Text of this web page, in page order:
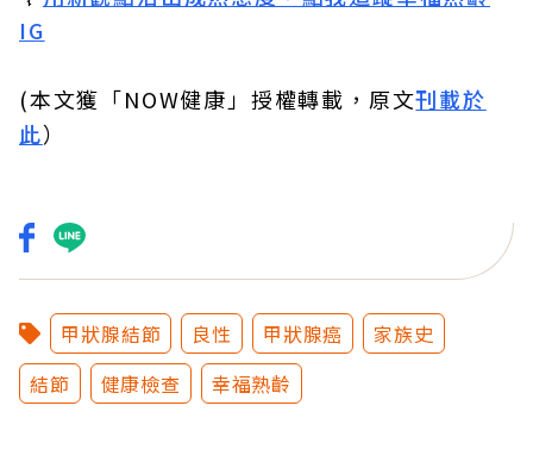
IG
(本文獲「NOW健康」授權轉載，原文刊載於
此）
甲狀腺結節 良性 甲狀腺癌
家族史
結節
健康檢查 幸福熟齡